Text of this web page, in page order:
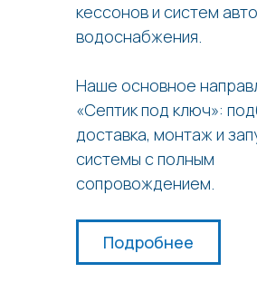
кессонов и систем
водоснабжения.
Наше основное
«Септик под ключ»:
доставка, монтаж и
системы с полным
сопровождением.
Подробнее